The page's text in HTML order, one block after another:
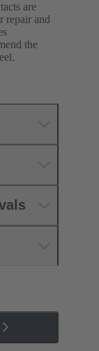
are
repair and
the